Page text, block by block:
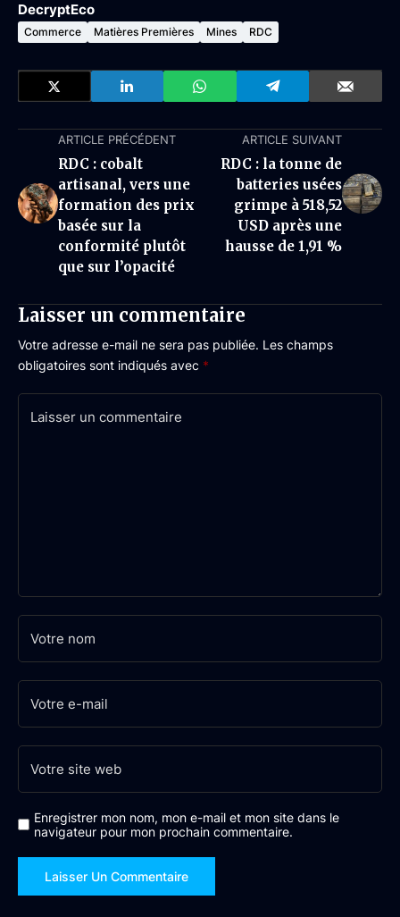
DecryptEco
Commerce Matières Premières Mines RDC
ARTICLE PRÉCÉDENT
RDC : cobalt
artisanal, vers une
formation des prix
basée sur la
conformité plutôt
que sur l’opacité
ARTICLE SUIVANT
RDC : la tonne de
batteries usées
grimpe à 518,52
USD après une
hausse de 1,91 %
Laisser un commentaire
Votre adresse e-mail ne sera pas publiée. Les champs
obligatoires sont indiqués avec *
Enregistrer mon nom, mon e-mail et mon site dans le
navigateur pour mon prochain commentaire.